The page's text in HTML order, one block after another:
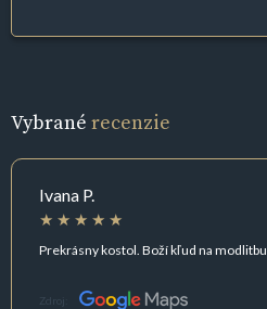
Vybrané recenzie
Ivana P.
Prekrásny kostol. Boží kľud na modlitbu.
Zdroj: